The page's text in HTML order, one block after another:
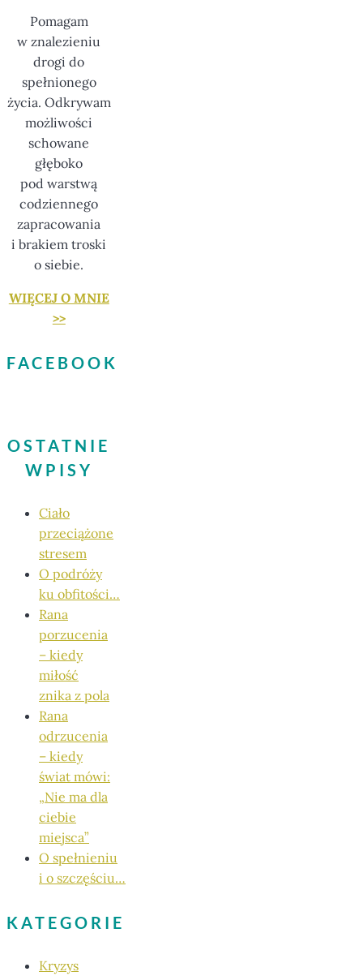
Pomagam
w znalezieniu
drogi do
spełnionego
życia. Odkrywam
możliwości
schowane
głęboko
pod warstwą
codziennego
zapracowania
i brakiem troski
o siebie.
WIĘCEJ O MNIE
>>
FACEBOOK
OSTATNIE
WPISY
Ciało
przeciążone
stresem
O podróży
ku obfitości…
Rana
porzucenia
– kiedy
miłość
znika z pola
Rana
odrzucenia
– kiedy
świat mówi:
„Nie ma dla
ciebie
miejsca”
O spełnieniu
i o szczęściu…
KATEGORIE
Kryzys